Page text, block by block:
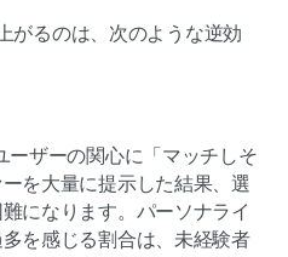
がるのは、次のような逆効
ーザーの関心に「マッチしそ
を大量に提示した結果、選
になります。パーソナライ
を感じる割合は、未経験者